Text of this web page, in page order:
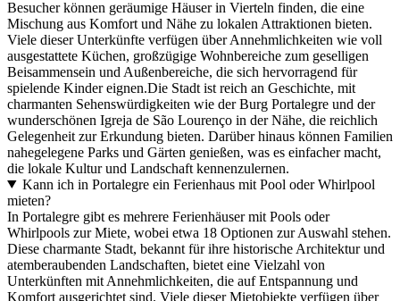
Besucher können geräumige Häuser in Vierteln finden, die eine
Mischung aus Komfort und Nähe zu lokalen Attraktionen bieten.
Viele dieser Unterkünfte verfügen über Annehmlichkeiten wie voll
ausgestattete Küchen, großzügige Wohnbereiche zum geselligen
Beisammensein und Außenbereiche, die sich hervorragend für
spielende Kinder eignen.Die Stadt ist reich an Geschichte, mit
charmanten Sehenswürdigkeiten wie der Burg Portalegre und der
wunderschönen Igreja de São Lourenço in der Nähe, die reichlich
Gelegenheit zur Erkundung bieten. Darüber hinaus können Familien
nahegelegene Parks und Gärten genießen, was es einfacher macht,
die lokale Kultur und Landschaft kennenzulernen.
Kann ich in Portalegre ein Ferienhaus mit Pool oder Whirlpool
mieten?
In Portalegre gibt es mehrere Ferienhäuser mit Pools oder
Whirlpools zur Miete, wobei etwa 18 Optionen zur Auswahl stehen.
Diese charmante Stadt, bekannt für ihre historische Architektur und
atemberaubenden Landschaften, bietet eine Vielzahl von
Unterkünften mit Annehmlichkeiten, die auf Entspannung und
Komfort ausgerichtet sind. Viele dieser Mietobjekte verfügen über